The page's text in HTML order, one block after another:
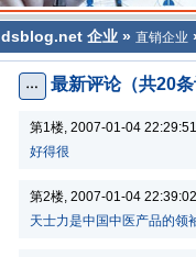
dsblog.net 企业 » 直销企业
最新评论（共20条
第1楼, 2007-01-04
好得很
第2楼, 2007-01-04
天士力是中国中医产品的领